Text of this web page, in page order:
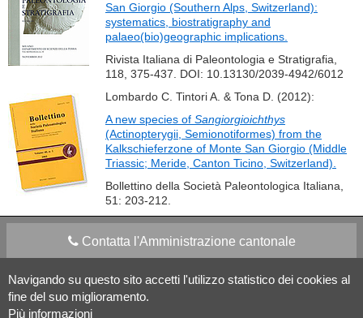
Navigando su questo sito accetti l'utilizzo statistico dei cookies al
fine del suo miglioramento.
Più informazioni
San Giorgio (Southern Alps, Switzerland):
systematics, biostratigraphy and
palaeo(bio)geographic implications.
Rivista Italiana di Paleontologia e Stratigrafia,
118, 375-437. DOI: 10.13130/2039-4942/6012
Lombardo C. Tintori A. & Tona D. (2012):
A new species of Sangiorgioichthys
(Actinopterygii, Semionotiformes) from the
Kalkschieferzone of Monte San Giorgio (Middle
Triassic; Meride, Canton Ticino, Switzerland).
Bollettino della Società Paleontologica Italiana,
51: 203-212.
Contatta l'Amministrazione cantonale
Apps Mobile Social media